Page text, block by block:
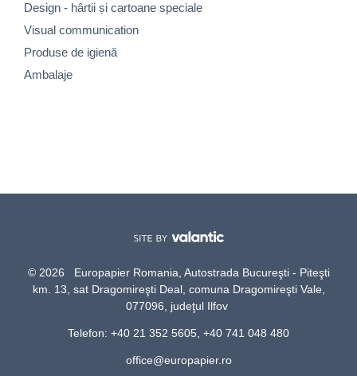
Design - hârtii și cartoane speciale
Visual communication
Produse de igienă
Ambalaje
© 2026 Europapier Romania, Autostrada Bucureşti - Piteşti
km. 13, sat Dragomireşti Deal, comuna Dragomireşti Vale,
077096, judeţul Ilfov
Telefon: +40 21 352 5605, +40 741 048 480
office@europapier.ro